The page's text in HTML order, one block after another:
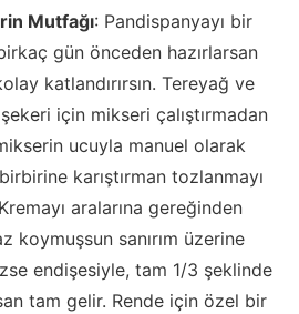
Mutfağı: Pandispanyayı bir
gün önceden hazırlarsan
katlandırırsın. Tereyağ ve
için mikseri çalıştırmadan
ucuyla manuel olarak
karıştırman tozlanmayı
aralarına gereğinden
koymuşsun sanırım üzerine
endişesiyle, tam 1/3 şeklinde
tam gelir. Rende için özel bir